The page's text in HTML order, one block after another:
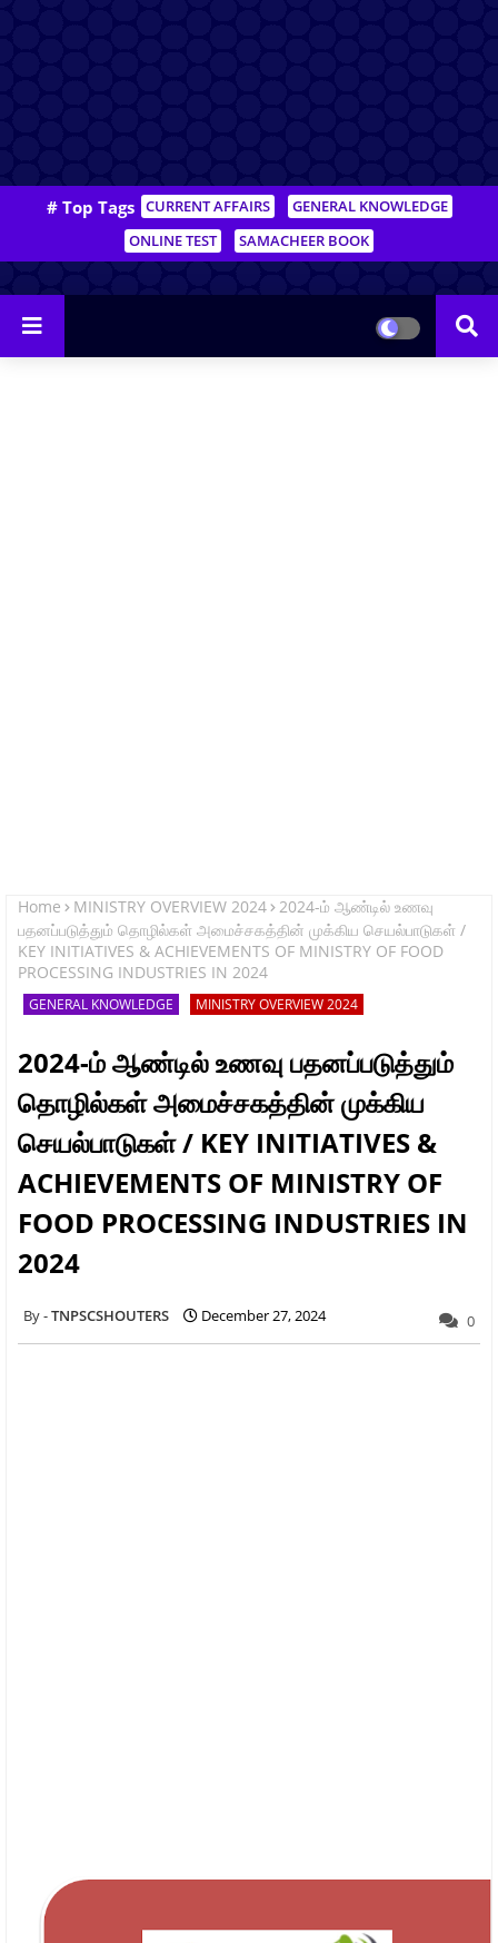
# Top Tags CURRENT AFFAIRS
GENERAL KNOWLEDGE
ONLINE TEST
SAMACHEER BOOK
Home MINISTRY OVERVIEW 2024 2024-ம் ஆண்டில் உணவு
பதனப்படுத்தும் தொழில்கள் அமைச்சகத்தின் முக்கிய செயல்பாடுகள் /
KEY INITIATIVES & ACHIEVEMENTS OF MINISTRY OF FOOD
PROCESSING INDUSTRIES IN 2024
GENERAL KNOWLEDGE MINISTRY OVERVIEW 2024
2024-ம் ஆண்டில் உணவு பதனப்படுத்தும்
தொழில்கள் அமைச்சகத்தின் முக்கிய
செயல்பாடுகள் / KEY INITIATIVES &
ACHIEVEMENTS OF MINISTRY OF
FOOD PROCESSING INDUSTRIES IN
2024
TNPSCSHOUTERS December 27, 2024 0